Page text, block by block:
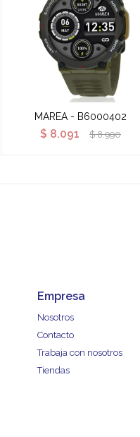
MAREA - B6000402
$ 8.091 $ 8.990
Empresa
Nosotros
Contacto
Trabaja con nosotros
Tiendas